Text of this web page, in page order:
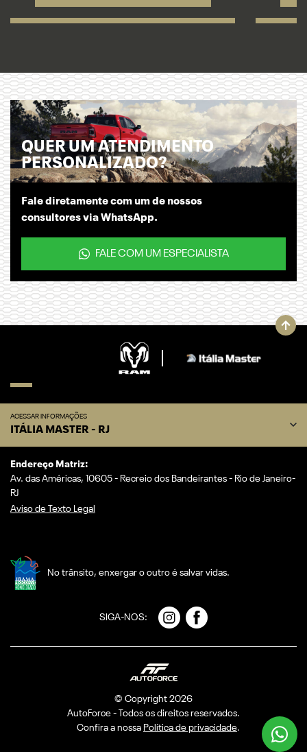
QUER UM ATENDIMENTO
PERSONALIZADO?
Fale diretamente com um de nossos
consultores via WhatsApp.
FALE COM UM ESPECIALISTA
ACESSAR INFORMAÇÕES
ITÁLIA MASTER - RJ
Endereço Matriz:
Av. das Américas, 10605 - Recreio dos Bandeirantes - Rio de Janeiro-
RJ
Aviso de Texto Legal
No trânsito, enxergar o outro é salvar vidas.
SIGA-NOS:
© Copyright 2026
AutoForce - Todos os direitos reservados.
Confira a nossa Política de privacidade.